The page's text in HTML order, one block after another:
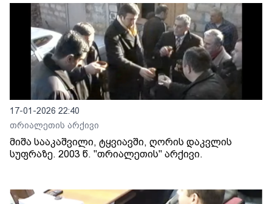
17-01-2026 22:40
თრიალეთის არქივი
მიშა სააკაშვილი, ტყვიავში, ღორის დაკვლის
სუფრაზე. 2003 წ. "თრიალეთის" არქივი.